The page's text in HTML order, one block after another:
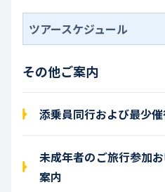
ツアースケジュール
その他ご案内
添乗員同行および最少
未成年者のご旅行参加
案内